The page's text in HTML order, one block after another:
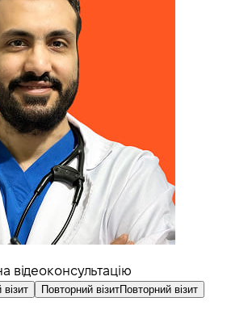
відеоконсультацію
Повторний візитПовторний візит